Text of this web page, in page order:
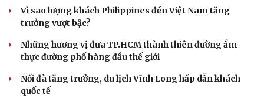
Phản ứng của Dwayne Johnson khi Moana bị giới phê
DU LỊCH
Thổ cẩm Chăm Mỹ Nghiệp: Từ ngôn ngữ văn hóa